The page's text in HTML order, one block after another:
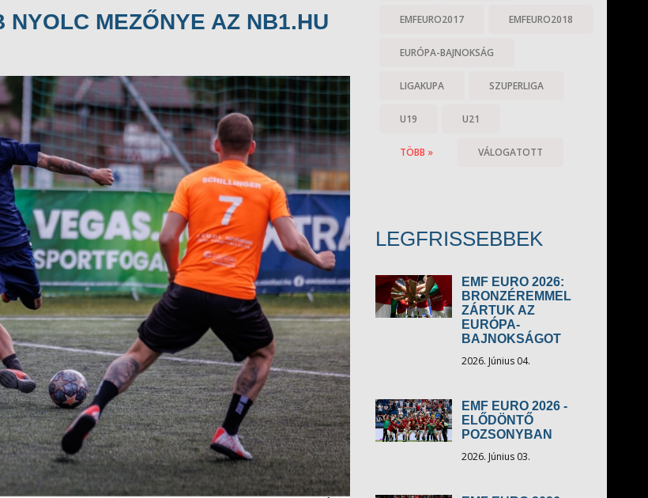
MEZŐNYE AZ NB1.HU
EMFEURO2017 EMFEURO2018
EURÓPA-BAJNOKSÁG
LIGAKUPA SZUPERLIGA
U19 U21
VÁLOGATOTT
TÖBB »
LEGFRISSEBBEK
EMF EURO 2026:
BRONZÉREMMEL
ZÁRTUK AZ
EURÓPA-
BAJNOKSÁGOT
2026. Június 04.
EMF EURO 2026 -
ELŐDÖNTŐ
POZSONYBAN
2026. Június 03.